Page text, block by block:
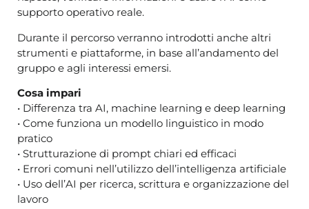
supporto operativo reale.
Durante il percorso verranno introdotti anche altri
strumenti e piattaforme, in base all’andamento del
gruppo e agli interessi emersi.
Cosa impari
• Differenza tra AI, machine learning e deep learning
• Come funziona un modello linguistico in modo
pratico
• Strutturazione di prompt chiari ed efficaci
• Errori comuni nell’utilizzo dell’intelligenza artificiale
• Uso dell’AI per ricerca, scrittura e organizzazione del
lavoro